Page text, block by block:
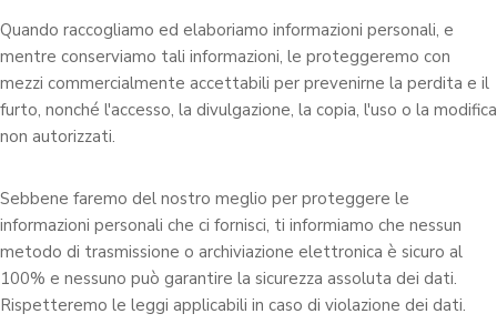
Quando raccogliamo ed elaboriamo informazioni personali, e
mentre conserviamo tali informazioni, le proteggeremo con
mezzi commercialmente accettabili per prevenirne la perdita e il
furto, nonché l'accesso, la divulgazione, la copia, l'uso o la modifica
non autorizzati.
Sebbene faremo del nostro meglio per proteggere le
informazioni personali che ci fornisci, ti informiamo che nessun
metodo di trasmissione o archiviazione elettronica è sicuro al
100% e nessuno può garantire la sicurezza assoluta dei dati.
Rispetteremo le leggi applicabili in caso di violazione dei dati.